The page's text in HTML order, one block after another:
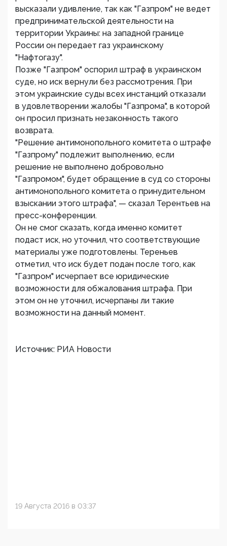
высказали удивление, так как "Газпром" не ведет
предпринимательской деятельности на
территории Украины: на западной границе
России он передает газ украинскому
"Нафтогазу".
Позже "Газпром" оспорил штраф в украинском
суде, но иск вернули без рассмотрения. При
этом украинские суды всех инстанций отказали
в удовлетворении жалобы "Газпрома", в которой
он просил признать незаконность такого
возврата.
"Решение антимонопольного комитета о штрафе
"Газпрому" подлежит выполнению, если
решение не выполнено добровольно
"Газпромом", будет обращение в суд со стороны
антимонопольного комитета о принудительном
взыскании этого штрафа", — сказал Терентьев на
пресс-конференции.
Он не смог сказать, когда именно комитет
подаст иск, но уточнил, что соответствующие
материалы уже подготовлены. Тереньев
отметил, что иск будет подан после того, как
"Газпром" исчерпает все юридические
возможности для обжалования штрафа. При
этом он не уточнил, исчерпаны ли такие
возможности на данный момент.
Источник: РИА Новости
19 Августа 2016 в 03:37